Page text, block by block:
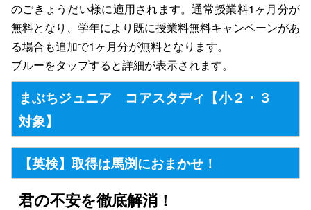
のごきょうだい様に適用されます。通常授業料1ヶ月分が
無料となり、学年により既に授業料無料キャンペーンがあ
る場合も追加で1ヶ月分が無料となります。
ブルーをタップすると詳細が表示されます。
まぶちジュニア コアスタディ【小２・３
対象】
【英検】取得は馬渕におまかせ！
君の不安を徹底解消！